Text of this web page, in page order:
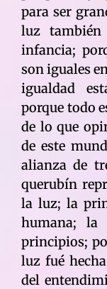
para ser
luz
infancia;
son iguales
igualdad
porque todo
de lo que
de este
alianza de
querubín
la luz; la
humana;
principios;
luz fué
del